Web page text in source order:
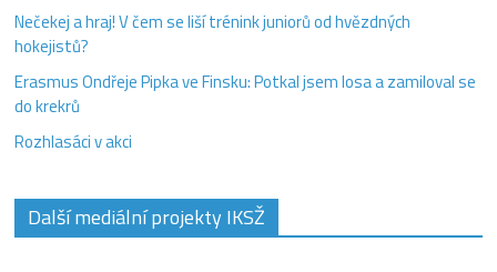
Nečekej a hraj! V čem se liší trénink juniorů od hvězdných
hokejistů?
Erasmus Ondřeje Pipka ve Finsku: Potkal jsem losa a zamiloval se
do krekrů
Rozhlasáci v akci
Další mediální projekty IKSŽ